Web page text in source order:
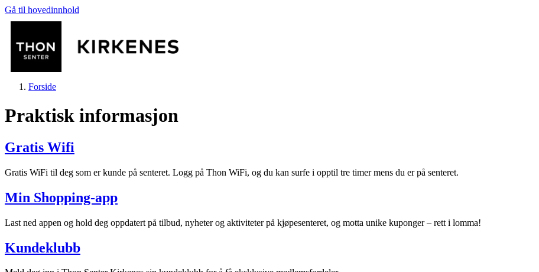
Gå til hovedinnhold
Butikker
Mat og drikke
Helse
Forside
Praktisk informasjon
Gratis Wifi
Gratis WiFi til deg som er kunde på senteret. Logg på Thon WiFi, og du kan surfe i opptil tre timer mens du er på senteret.
Min Shopping-app
Last ned appen og hold deg oppdatert på tilbud, nyheter og aktiviteter på kjøpesenteret, og motta unike kuponger – rett i lomma!
Kundeklubb